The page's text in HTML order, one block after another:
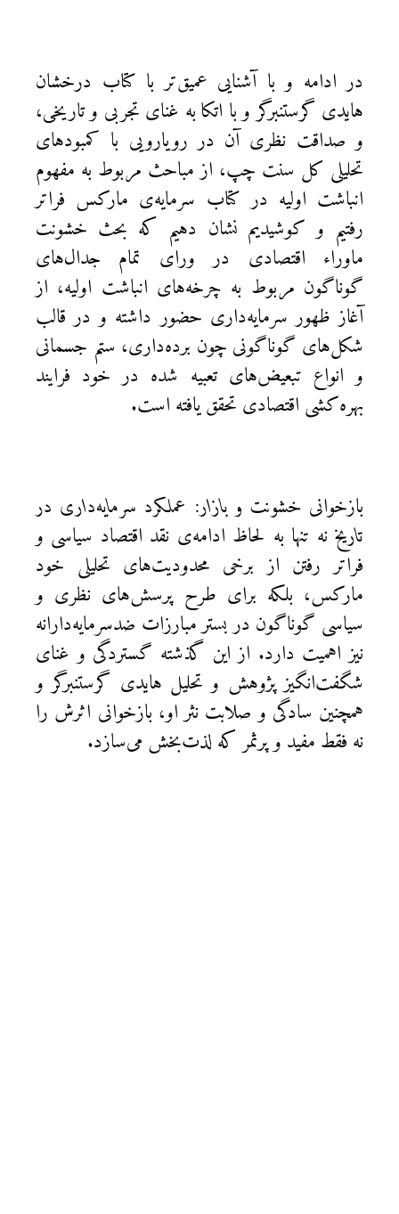
در ادامه و با آشنایی عمیق‌تر با کتاب درخشان
هایدی گرستنبرگر و با اتکا به غنای تجربی و تاریخی،
و صداقت نظری آن در رویارویی با کمبودهای
تحلیلی کل سنت چپ، از مباحث مربوط به مفهوم
انباشت اولیه در کتاب سرمایه‌ی مارکس فراتر
رفتیم و کوشیدیم نشان دهیم که بحث خشونت
ماوراء اقتصادی در ورای تمام جدال‌های
گوناگون مربوط به چرخه‌های انباشت اولیه، از
آغاز ظهور سرمایه‌داری حضور داشته و در قالب
شکل‌های گوناگونی چون برده‌داری، ستم جسمانی
و انواع تبعیض‌های تعبیه شده در خود فرایند
بهره‌کشی اقتصادی تحقق یافته است.
بازخوانی خشونت و بازار: عملکرد سرمایه‌داری در
تاریخ نه تنها به لحاظ ادامه‌ی نقد اقتصاد سیاسی و
فراتر رفتن از برخی محدودیت‌های تحلیلی خود
مارکس، بلکه برای طرح پرسش‌های نظری و
سیاسی گوناگون در بستر مبارزات ضدسرمایه‌دارانه
نیز اهمیت دارد. از این گذشته گستردگی و غنای
شگفت‌انگیز پژوهش و تحلیل هایدی گرستنبرگر و
همچنین سادگی و صلابت نثر او، بازخوانی اثرش را
نه فقط مفید و پرثمر که لذت‌بخش می‌سازد.